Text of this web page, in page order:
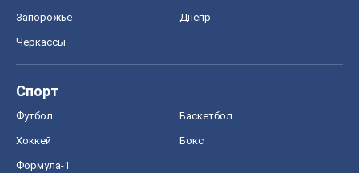
Запорожье Днепр
Черкассы
Спорт
Футбол Баскетбол
Хоккей Бокс
Формула-1